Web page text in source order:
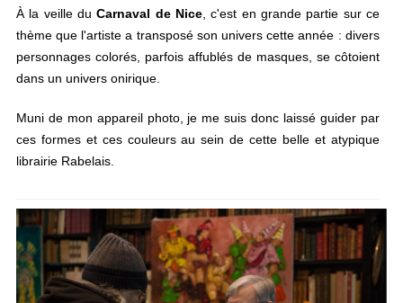
À la veille duCarnaval de Nice, c'est en grande partie sur ce
thème que l'artiste a transposé son univers cette année : divers
personnages colorés, parfois affublés de masques, se côtoient
dans un univers onirique.
Muni de mon appareil photo, je me suis donc laissé guider par
ces formes et ces couleurs au sein de cette belle et atypique
librairie Rabelais.